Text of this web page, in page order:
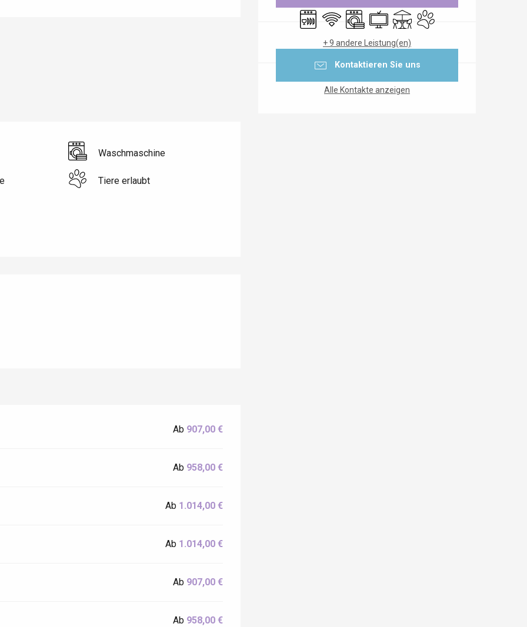
Geschirrspülmaschine
Wi-Fi Waschmaschine
FernsehenTerrasseTiere erlaubt
+ 9 andere Leistung(en)
Kontaktieren Sie uns
Alle Kontakte anzeigen
Waschmaschine
Tiere erlaubt
Ab 907,00 €
Ab 958,00 €
Ab 1.014,00 €
Ab 1.014,00 €
Ab 907,00 €
Ab 958,00 €